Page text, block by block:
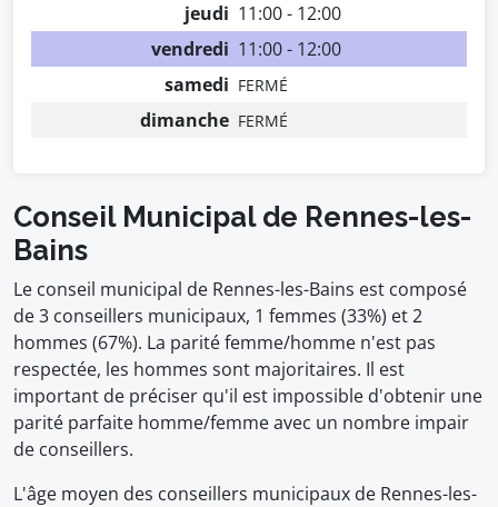
jeudi 11:00 - 12:00
vendredi 11:00 - 12:00
samedi FERMÉ
dimanche FERMÉ
Conseil Municipal de Rennes-les-
Bains
Le conseil municipal de Rennes-les-Bains est composé
de 3 conseillers municipaux, 1 femmes (33%) et 2
hommes (67%). La parité femme/homme n'est pas
respectée, les hommes sont majoritaires. Il est
important de préciser qu'il est impossible d'obtenir une
parité parfaite homme/femme avec un nombre impair
de conseillers.
L'âge moyen des conseillers municipaux de Rennes-les-